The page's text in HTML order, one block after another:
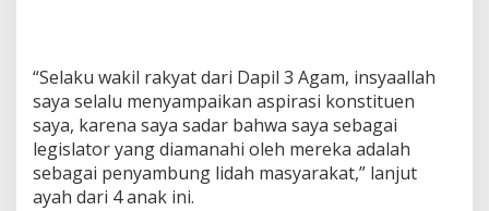
“Selaku wakil rakyat dari Dapil 3 Agam, insyaallah
saya selalu menyampaikan aspirasi konstituen
saya, karena saya sadar bahwa saya sebagai
legislator yang diamanahi oleh mereka adalah
sebagai penyambung lidah masyarakat,” lanjut
ayah dari 4 anak ini.